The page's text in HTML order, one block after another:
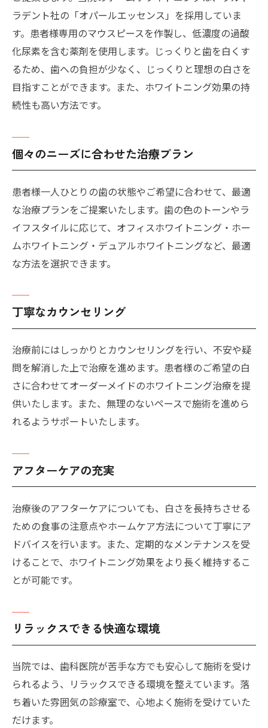
ラデント社の「オパールエッセンス」を採用していま
す。患者様専用のマウスピースを作製し、低濃度の過酸
化尿素を含む薬剤を使用します。じっくりと歯を白くす
るため、歯への負担が少なく、じっくりと理想の白さを
目指すことができます。また、ホワイトニング効果の持
続性も高い方法です。
個々のニーズに合わせた治療プラン
患者様一人ひとりの歯の状態やご希望に合わせて、最適
な治療プランをご提案いたします。歯の色のトーンやラ
イフスタイルに応じて、オフィスホワイトニング・ホー
ムホワイトニング・デュアルホワイトニングなど、最適
な方法を選択できます。
丁寧なカウンセリング
治療前にはしっかりとカウンセリングを行い、不安や疑
問を解消した上で治療を進めます。患者様のご希望の白
さに合わせてオーダーメイドのホワイトニング治療を提
供いたします。また、無理のないペースで施術を進めら
れるようサポートいたします。
アフターケアの充実
治療後のアフターケアについても、白さを長持ちさせる
ための食事の注意点やホームケア方法について丁寧にア
ドバイスを行います。また、定期的なメンテナンスを受
けることで、ホワイトニング効果をより長く維持するこ
とが可能です。
リラックスできる快適な環境
当院では、歯科医院が苦手な方でも安心して施術を受け
られるよう、リラックスできる環境を整えています。落
ち着いた雰囲気の診療室で、心地よく施術を受けていた
だけます。